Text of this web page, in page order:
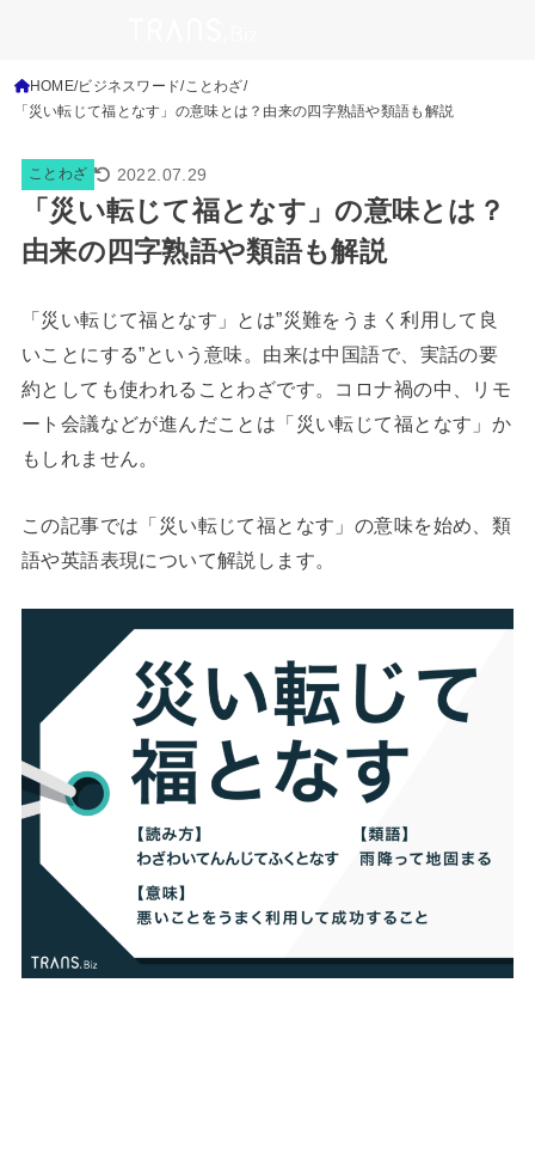
HOME ビジネスワード ことわざ
「災い転じて福となす」の意味とは？由来の四字熟語や類語も解説
ことわざ 2022.07.29
「災い転じて福となす」の意味とは？
由来の四字熟語や類語も解説
「災い転じて福となす」とは”災難をうまく利用して良
いことにする”という意味。由来は中国語で、実話の要
約としても使われることわざです。コロナ禍の中、リモ
ート会議などが進んだことは「災い転じて福となす」か
もしれません。
この記事では「災い転じて福となす」の意味を始め、類
語や英語表現について解説します。